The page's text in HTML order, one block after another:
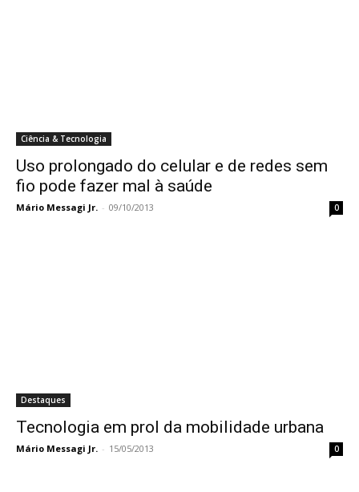
Ciência & Tecnologia
Uso prolongado do celular e de redes sem
fio pode fazer mal à saúde
Mário Messagi Jr. - 09/10/2013 0
Destaques
Tecnologia em prol da mobilidade urbana
Mário Messagi Jr. - 15/05/2013 0